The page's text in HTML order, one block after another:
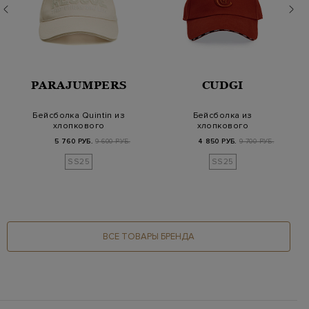
PARAJUMPERS
Бейсболка Quintin из
хлопкового
вышивкой R…
5 760 РУБ. 9 600 РУБ.
SS25
CUDGI
Бейсболка из
хлопкового
объемным вышитым
л…
4 850 РУБ. 9 700 РУБ.
SS25
ВСЕ ТОВАРЫ БРЕНДА